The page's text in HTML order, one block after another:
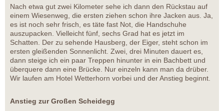
Nach etwa gut zwei Kilometer sehe ich dann den Rückstau auf
einem Wiesenweg, die ersten ziehen schon ihre Jacken aus. Ja,
es ist noch sehr frisch, es täte fast Not, die Handschuhe
auszupacken. Vielleicht fünf, sechs Grad hat es jetzt im
Schatten. Der zu sehende Hausberg, der Eiger, steht schon im
ersten gleißenden Sonnenlicht. Zwei, drei Minuten dauert es,
dann steige ich ein paar Treppen hinunter in ein Bachbett und
überquere dann eine Brücke. Nur einzeln kann man da drüber.
Wir laufen am Hotel Wetterhorn vorbei und der Anstieg beginnt.
Anstieg zur Großen Scheidegg